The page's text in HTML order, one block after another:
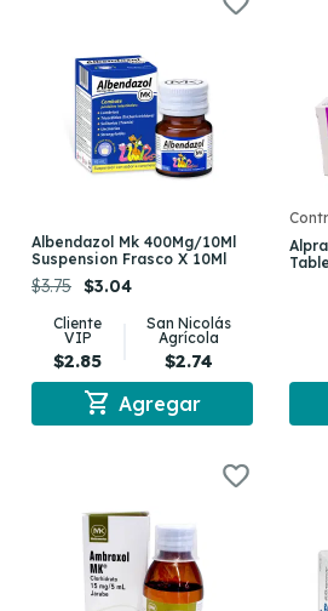
Albendazol Mk 400Mg/10Ml
Suspension Frasco X 10Ml
$3.75 $3.04
Cliente
VIP
$2.85
San Nicolás
Agrícola
$2.74
shopping_cart Agregar